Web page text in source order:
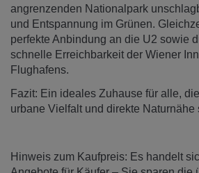
angrenzenden Nationalpark
und Entspannung im Grünen.
perfekte Anbindung an die U2 sowie
schnelle Erreichbarkeit der Wiener
Flughafens.
Fazit: Ein ideales Zuhause für alle,
urbane Vielfalt und direkte Naturnähe
Hinweis zum Kaufpreis: Es handelt